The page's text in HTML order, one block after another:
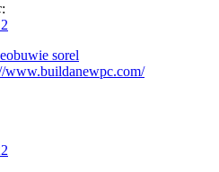
:
eobuwie sorel
www.buildanewpc.com/